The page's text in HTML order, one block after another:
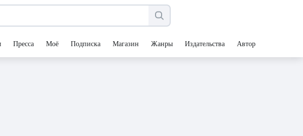
Пресса Моё Подписка Магазин Жанры Издательства Авторы